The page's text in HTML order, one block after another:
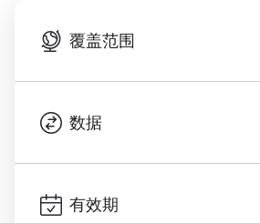
覆盖范围
数据
有效期